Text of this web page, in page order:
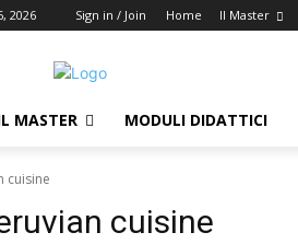
2026 Sign in / Join Home Il Master
MASTER MODULI DIDATTICI
cuisine
cuisine